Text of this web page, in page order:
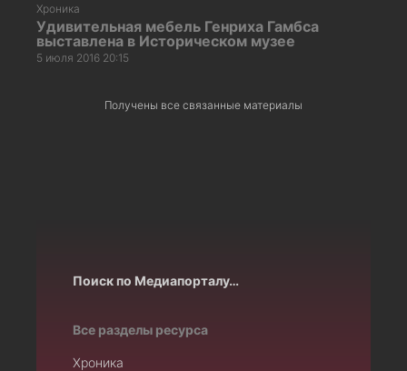
Хроника
Удивительная мебель Генриха Гамбса
выставлена в Историческом музее
5 июля 2016 20:15
Получены все связанные материалы
Поиск по Медиапорталу…
Все разделы ресурса
Хроника